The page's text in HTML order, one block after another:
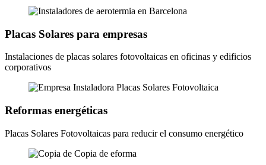
Placas Solares para empresas
Instalaciones de placas solares fotovoltaicas en oficinas y edificios
corporativos
Reformas energéticas
Placas Solares Fotovoltaicas para reducir el consumo energético